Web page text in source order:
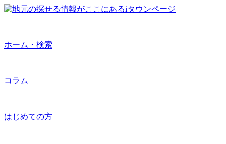
ホーム・検索
コラム
はじめての方